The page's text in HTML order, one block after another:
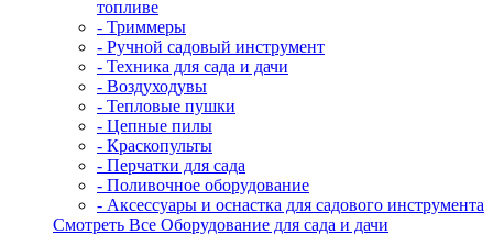
топливе
- Триммеры
- Ручной садовый инструмент
- Техника для сада и дачи
- Воздуходувы
- Тепловые пушки
- Цепные пилы
- Краскопульты
- Перчатки для сада
- Поливочное оборудование
- Аксессуары и оснастка для садового инструмента
Смотреть Все Оборудование для сада и дачи